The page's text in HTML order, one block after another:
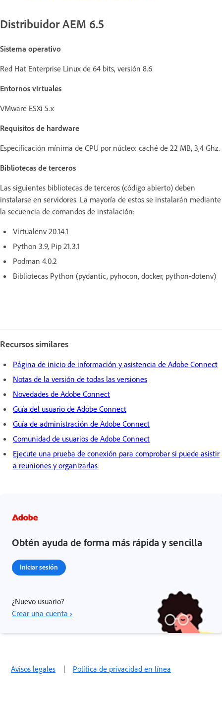
Distribuidor AEM 6.5
Sistema operativo
Red Hat Enterprise Linux de 64 bits, versión 8.6
Entornos virtuales
VMware ESXi 5.x
Requisitos de hardware
Especificación mínima de CPU por núcleo: caché de 22 MB, 3,4 Ghz.
Bibliotecas de terceros
Las siguientes bibliotecas de terceros (código abierto) deben
instalarse en servidores. La mayoría de estos se instalarán mediante
la secuencia de comandos de instalación:
Virtualenv 20.14.1
Python 3.9, Pip 21.3.1
Podman 4.0.2
Bibliotecas Python (pydantic, pyhocon, docker, python-dotenv)
Recursos similares
Página de inicio de información y asistencia de Adobe Connect
Notas de la versión de todas las versiones
Novedades de Adobe Connect
Guía del usuario de Adobe Connect
Guía de administración de Adobe Connect
Comunidad de usuarios de Adobe Connect
Ejecute una prueba de conexión para comprobar si puede asistir
a reuniones y organizarlas
Obtén ayuda de forma más rápida y sencilla
Iniciar sesión
¿Nuevo usuario?
Crear una cuenta ›
Avisos legales | Política de privacidad en línea